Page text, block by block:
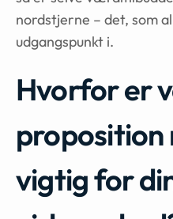
nordstjerne – det, som
udgangspunkt i.
Hvorfor er
proposition
vigtig for